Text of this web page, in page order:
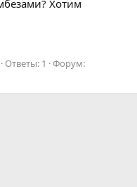
Хотим
Ответы: 1
Форум: